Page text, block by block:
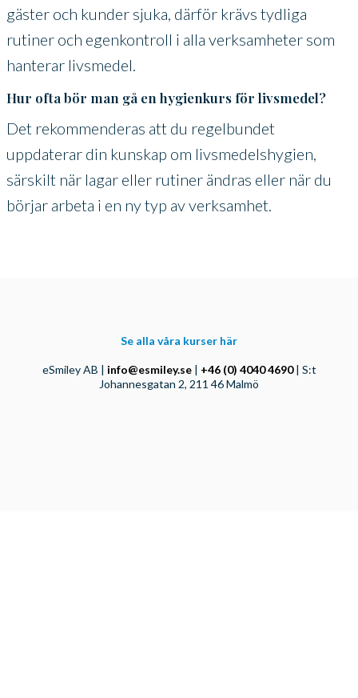
gäster och kunder sjuka, därför krävs tydliga
rutiner och egenkontroll i alla verksamheter som
hanterar livsmedel.
Hur ofta bör man gå en hygienkurs för livsmedel?
Det rekommenderas att du regelbundet
uppdaterar din kunskap om livsmedelshygien,
särskilt när lagar eller rutiner ändras eller när du
börjar arbeta i en ny typ av verksamhet.
Se alla våra kurser här
eSmiley AB | info@esmiley.se| +46 (0) 4040 4690| S:t
Johannesgatan 2, 211 46 Malmö